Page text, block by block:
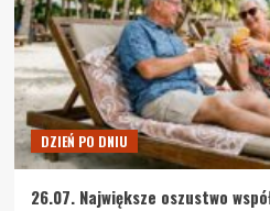
DZIEŃ PO DNIU
26.07. Największe oszustwo